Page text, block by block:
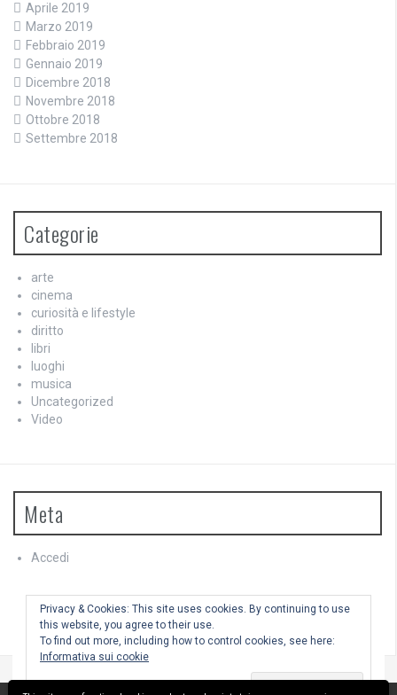
Aprile 2019
Marzo 2019
Febbraio 2019
Gennaio 2019
Dicembre 2018
Novembre 2018
Ottobre 2018
Settembre 2018
Categorie
arte
cinema
curiosità e lifestyle
diritto
libri
luoghi
musica
Uncategorized
Video
Meta
Accedi
Feed dei commenti
WordPress.org
Privacy & Cookies: This site uses cookies. By continuing to use
this website, you agree to their use.
To find out more, including how to control cookies, see here:
Informativa sui cookie